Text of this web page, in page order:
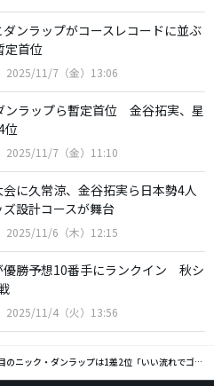
ンラップがコースレコードに並ぶ
定首位
2025/11/7（金）13:06
ンラップら暫定首位 金谷拓実、星
位
2025/11/7（金）11:10
会に久常涼、金谷拓実ら日本勢4人
設計コースが舞台
2025/11/6（木）12:15
優勝予想10番手にランクイン 秋シ
2025/11/4（火）13:56
ニック・ダンラップは1差2位「いい流れでゴルフができている」